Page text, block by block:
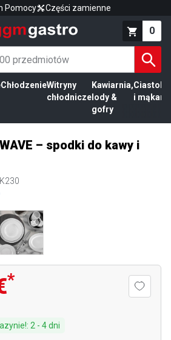
Pomocy Części zamienne
0
ChłodzenieWitryny
chłodnicze
Kawiarnia,
lody &
gofry
Ciasto
i mąka
– spodki do kawy i
*
: 2 - 4dni